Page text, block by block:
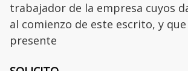
trabajador de la empresa cuyos
al comienzo de este escrito, y
presente